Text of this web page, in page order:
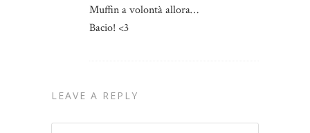
Muffin a volontà allora…
Bacio! <3
LEAVE A REPLY